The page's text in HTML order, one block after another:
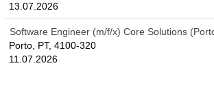
13.07.2026
Software Engineer (m/f/x) Core Solutions
Porto, PT, 4100-320
11.07.2026